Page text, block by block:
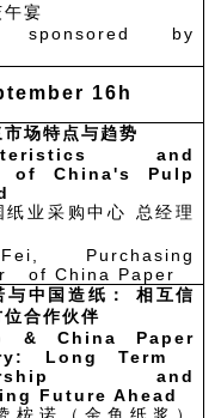
宴
sponsored by
16h
场特点与趋势
and
of China's Pulp
业采购中心 总经理
Purchasing
of China Paper
与中国造纸： 相互信
合作伙伴
& China Paper
Long Term
and
Future Ahead